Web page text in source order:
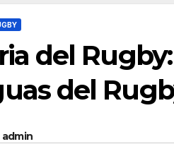
del
del
admin